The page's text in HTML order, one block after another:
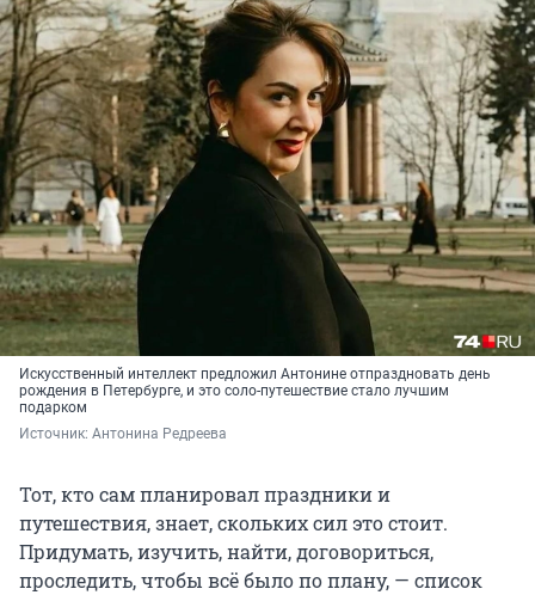
Искусственный интеллект предложил Антонине отпраздновать день
рождения в Петербурге, и это соло-путешествие стало лучшим
подарком
Источник: Антонина Редреева
Тот, кто сам планировал праздники и
путешествия, знает, скольких сил это стоит.
Придумать, изучить, найти, договориться,
проследить, чтобы всё было по плану, — список